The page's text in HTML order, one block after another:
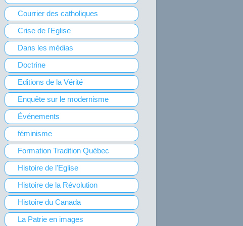
Courrier des catholiques
Crise de l'Eglise
Dans les médias
Doctrine
Editions de la Vérité
Enquête sur le modernisme
Événements
féminisme
Formation Tradition Québec
Histoire de l'Eglise
Histoire de la Révolution
Histoire du Canada
La Patrie en images